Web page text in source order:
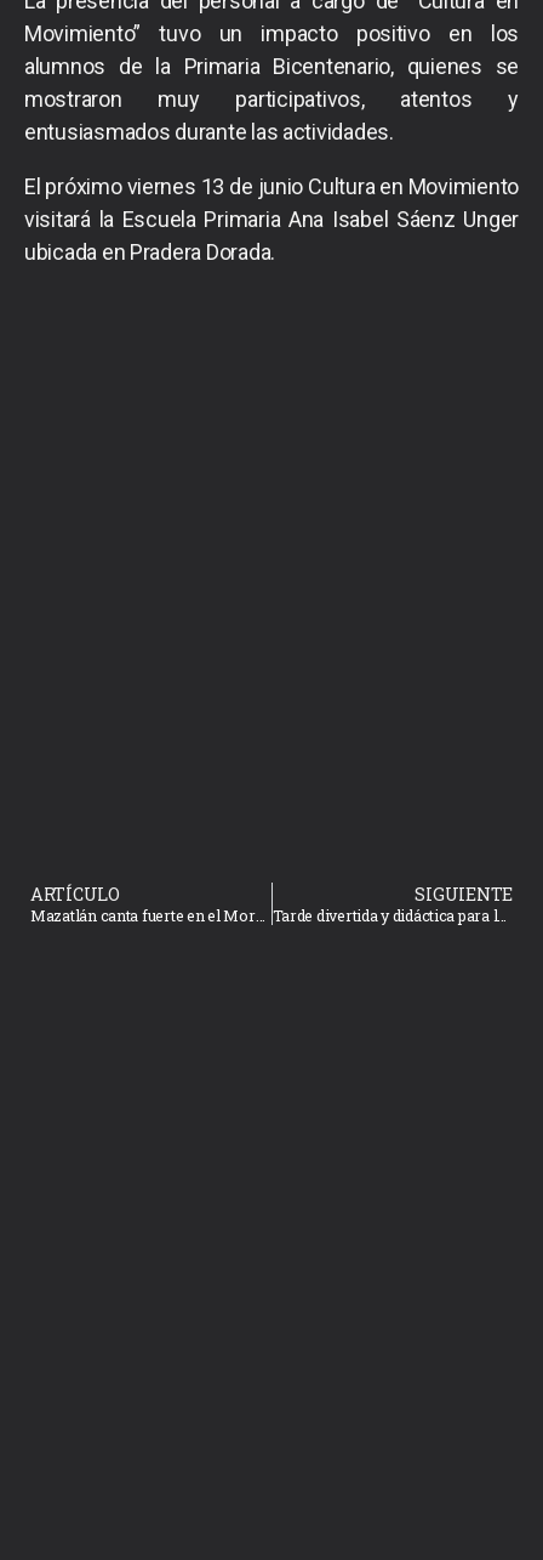
Movimiento” tuvo un impacto positivo en los
alumnos de la Primaria Bicentenario, quienes se
mostraron muy participativos, atentos y
entusiasmados durante las actividades.
El próximo viernes 13 de junio Cultura en Movimiento
visitará la Escuela Primaria Ana Isabel Sáenz Unger
ubicada en Pradera Dorada.
ARTÍCULO
Mazatlán canta fuerte en el Morelli: Vanessa Gama y Rosa María Ferreiro, finalistas de lujo
SIGUIENTE